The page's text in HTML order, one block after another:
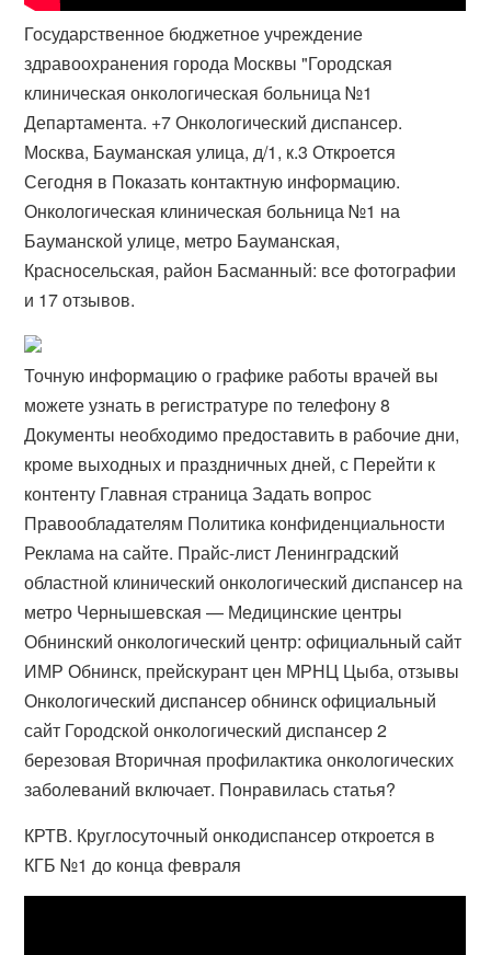
Государственное бюджетное учреждение
здравоохранения города Москвы "​Городская
клиническая онкологическая больница №1
Департамента. +7 Онкологический диспансер.
Москва, Бауманская улица, д/1, к.3 Откроется
Сегодня в Показать контактную информацию.
Онкологическая клиническая больница №1 на
Бауманской улице, метро Бауманская,
Красносельская, район Басманный: все фотографии
и 17 отзывов.
Точную информацию о графике работы врачей вы
можете узнать в регистратуре по телефону 8
Документы необходимо предоставить в рабочие дни,
кроме выходных и праздничных дней, с Перейти к
контенту Главная страница Задать вопрос
Правообладателям Политика конфиденциальности
Реклама на сайте. Прайс-лист Ленинградский
областной клинический онкологический диспансер на
метро Чернышевская — Медицинские центры
Обнинский онкологический центр: официальный сайт
ИМР Обнинск, прейскурант цен МРНЦ Цыба, отзывы
Онкологический диспансер обнинск официальный
сайт Городской онкологический диспансер 2
березовая Вторичная профилактика онкологических
заболеваний включает. Понравилась статья?
КРТВ. Круглосуточный онкодиспансер откроется в
КГБ №1 до конца февраля